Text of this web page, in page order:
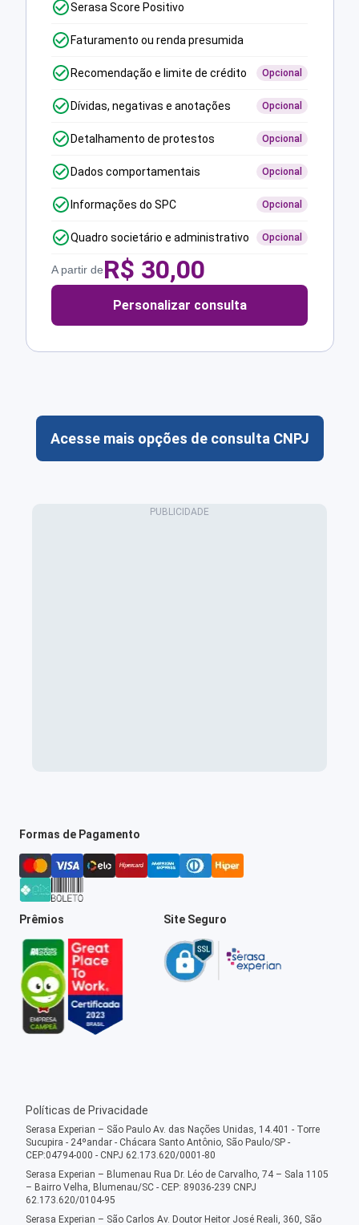
Serasa Score Positivo
Faturamento ou renda presumida
Recomendação e limite de crédito Opcional
Dívidas, negativas e anotações Opcional
Detalhamento de protestos Opcional
Dados comportamentais Opcional
Informações do SPC Opcional
Quadro societário e administrativo Opcional
A partir deR$ 30,00
Personalizar consulta
Acesse mais opções de consulta CNPJ
Formas de Pagamento
Prêmios Site Seguro
Políticas de Privacidade
Serasa Experian – São Paulo Av. das Nações Unidas, 14.401 - Torre
Sucupira - 24ºandar - Chácara Santo Antônio, São Paulo/SP -
CEP:04794-000 - CNPJ 62.173.620/0001-80
Serasa Experian – Blumenau Rua Dr. Léo de Carvalho, 74 – Sala 1105
– Bairro Velha, Blumenau/SC - CEP: 89036-239 CNPJ
62.173.620/0104-95
Serasa Experian – São Carlos Av. Doutor Heitor José Reali, 360, São